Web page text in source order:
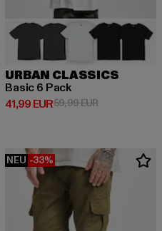
EUR
URBAN CLASSICS
Basic 6 Pack
41,99 EUR
Derzeitiger Preis: 41,99 EUR
59,99 EURAktionspreis:
NEU -33%